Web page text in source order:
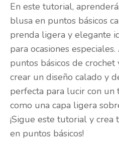
En este tutorial,
blusa en puntos básicos
prenda ligera y elegante
para ocasiones
puntos básicos de
crear un diseño calado y
perfecta para lucir con un
como una capa ligera
¡Sigue este tutorial y
en puntos básicos!